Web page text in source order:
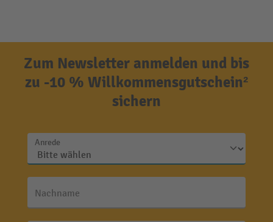
Zum Newsletter anmelden und bis
zu -10 % Willkommensgutschein²
sichern
Anrede
Nachname